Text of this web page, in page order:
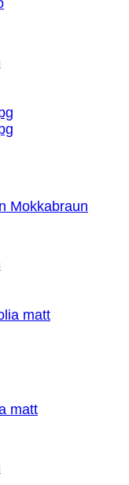
Mokkabraun
matt